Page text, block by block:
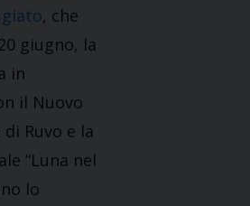
, che
giugno, la
in
il Nuovo
Ruvo e la
“Luna nel
lo